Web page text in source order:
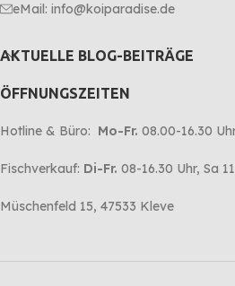
eMail: info@koiparadise.de
AKTUELLE BLOG-BEITRÄGE
ÖFFNUNGSZEITEN
Hotline & Büro: Mo-Fr. 08.00-16.30
Fischverkauf: Di-Fr. 08-16.30 Uhr, Sa
Müschenfeld 15, 47533 Kleve